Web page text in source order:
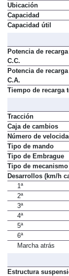
Ubicación
Capacidad
Capacidad útil
Potencia de
C.C.
Potencia de
C.A.
Tiempo de recarga
Tracción
Caja de cambios
Número de
Tipo de mando
Tipo de Embrague
Tipo de mecanismo
Desarrollos (km/h
1ª
2ª
3ª
4ª
5ª
6ª
Marcha atrás
Estructura